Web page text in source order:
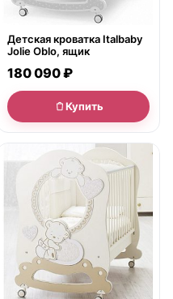
Детская кроватка Italbaby
Jolie Oblo, ящик
180 090 ₽
Купить
● в наличии